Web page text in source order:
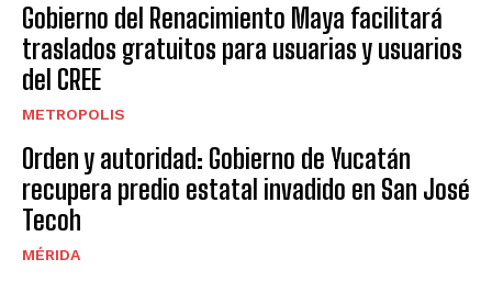
Gobierno del Renacimiento Maya facilitará
traslados gratuitos para usuarias y usuarios
del CREE
METROPOLIS
Orden y autoridad: Gobierno de Yucatán
recupera predio estatal invadido en San José
Tecoh
MÉRIDA